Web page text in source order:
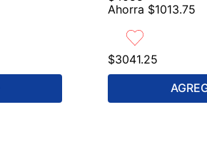
Ahorra $1013.75
$3041.25